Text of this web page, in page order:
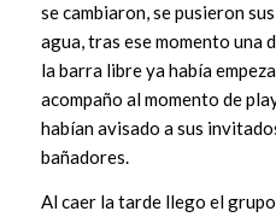
se cambiaron, se pusieron
agua, tras ese momento una
la barra libre ya había
acompaño al momento de
habían avisado a sus
bañadores.
Al caer la tarde llego el